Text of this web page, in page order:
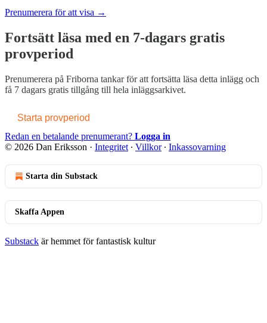
Prenumerera för att visa →
Fortsätt läsa med en 7-dagars gratis
provperiod
Prenumerera på Friborna tankarför att fortsätta läsa detta inlägg och
få 7 dagars gratis tillgång till hela inläggsarkivet.
Starta provperiod
Redan en betalande prenumerant? Logga in
© 2026 Dan Eriksson · Integritet ∙ Villkor∙ Inkassovarning
Starta din Substack
Skaffa Appen
Substack är hemmet för fantastisk kultur